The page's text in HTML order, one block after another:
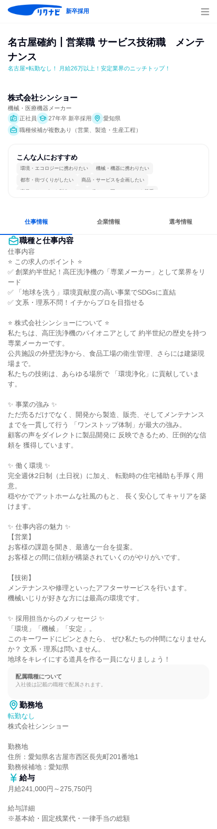
新卒採用
名古屋確約┃営業職 サービス技術職　メンテ
ナンス
名古屋×転勤なし！ 月給26万以上！安定業界のニッチトップ！
株式会社シンショー
機械・医療機器メーカー
正社員
27年卒 新卒採用
愛知県
職種候補が複数あり（営業、製造・生産工程）
こんな人におすすめ
環境・エコロジーに携わりたい 機械・機器に携わりたい
都市・街づくりがしたい 商品・サービスを企画したい
商品・サービスを製作したい 穏やかで互いのペースを尊重
仕事情報 企業情報 選考情報
職種と仕事内容
仕事内容
⭐ この求人のポイント ⭐
✅ 創業約半世紀！高圧洗浄機の「専業メーカー」として業界をリ
ード
✅ 「地球を洗う」環境貢献度の高い事業でSDGsに直結
✅ 文系・理系不問！イチからプロを目指せる
⭐ 株式会社シンショーについて ⭐
私たちは、高圧洗浄機のパイオニアとして 約半世紀の歴史を持つ
専業メーカーです。
公共施設の外壁洗浄から、食品工場の衛生管理、さらには建築現
場まで。
私たちの技術は、あらゆる場所で 「環境浄化」に貢献していま
す。
✨ 事業の強み ✨
ただ売るだけでなく、開発から製造、販売、そしてメンテナンス
までを一貫して行う 「ワンストップ体制」が最大の強み。
顧客の声をダイレクトに製品開発に 反映できるため、圧倒的な信
頼を 獲得しています。
✨ 働く環境 ✨
完全週休2日制（土日祝）に加え、 転勤時の住宅補助も手厚く用
意。
穏やかでアットホームな社風のもと、 長く安心してキャリアを築
けます。
✨ 仕事内容の魅力 ✨
【営業】
お客様の課題を聞き、最適な一台を提案。
お客様との間に信頼が構築されていくのがやりがいです。
【技術】
メンテナンスや修理といったアフターサービスを行います。
機械いじりが好きな方には最高の環境です。
✨ 採用担当からのメッセージ ✨
「環境」「機械」「安定」。
このキーワードにピンときたら、 ぜひ私たちの仲間になりません
か？ 文系・理系は問いません。
地球をキレイにする道具を作る一員になりましょう！
配属職種について
入社後は記載の職種で配属されます。
勤務地
転勤なし
株式会社シンショー
勤務地
住所：愛知県名古屋市西区長先町201番地1
勤務候補地：愛知県
給与
月給241,000円～275,750円
給与詳細
※基本給・固定残業代・一律手当の総額